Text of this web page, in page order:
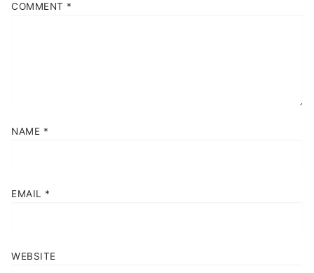
COMMENT *
NAME *
EMAIL *
WEBSITE